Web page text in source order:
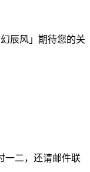
辰风」期待您的关
一二，还请邮件联